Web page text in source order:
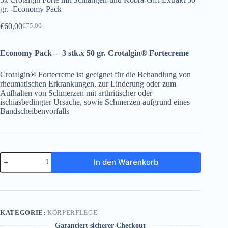
gr. -Economy Pack
€75,00
Ursprünglicher
€75,00
€60,00Aktueller
€60,00.
Economy Pack – 3 stk.x 50 gr. Crotalgin® Fortecreme
Crotalgin® Fortecreme ist geeignet für die Behandlung von
rheumatischen Erkrankungen, zur Linderung oder zum
Aufhalten von Schmerzen mit arthritischer oder
ischiasbedingter Ursache, sowie Schmerzen aufgrund eines
Bandscheibenvorfalls
3x
Crotalgin
Forte
Schlangen-
Gift-
Extrakt
In den Warenkorb
KATEGORIE:KÖRPERFLEGE
Garantiert sicherer Checkout